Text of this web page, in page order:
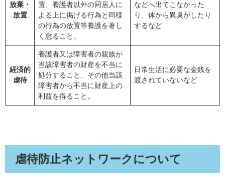
放棄・
放置
置、養護者以外の同居人に
よる上に掲げる行為と同様
の行為の放置等養護を著し
く怠ること。
などへ出てこなかった
り、体から異臭がしたり
するなど
経済的
虐待
養護者又は障害者の親族が
当該障害者の財産を不当に
処分すること、その他当該
障害者から不当に財産上の
利益を得ること。
日常生活に必要な金銭を
渡されていないなど
虐待防止ネットワークについて